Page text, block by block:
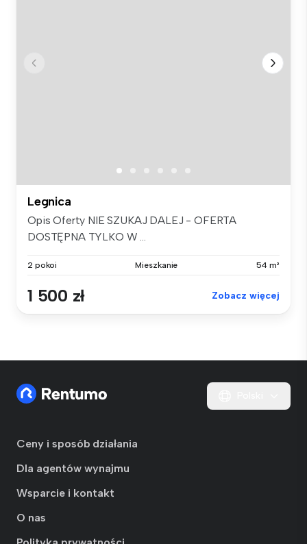
Legnica
Opis Oferty NIE SZUKAJ DALEJ - OFERTA
DOSTĘPNA TYLKO W ...
2 pokoi Mieszkanie 54 m²
1 500 zł Zobacz więcej
Ceny i sposób działania
Dla agentów wynajmu
Wsparcie i kontakt
O nas